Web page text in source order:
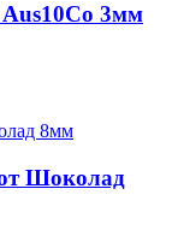
3мм
Шоколад